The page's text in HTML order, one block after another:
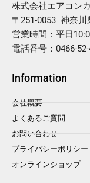
株式会社エアコン
〒251-0053 神奈川
営業時間：平日
電話番号：0466-
Information
会社概要
よくあるご質問
お問い合わせ
プライバシーポリシー
オンラインショップ